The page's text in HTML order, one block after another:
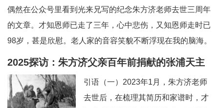
偶然在公众号里看到光来兄写的纪念朱方济老师去世三周年
的文章。才知恩师已走了三年，心中悲伤，又知恩师走时已
98岁，甚是欣慰。老人家的音容笑貌不断浮现在我的脑海。
一、和蔼可亲的英语老师——上海教区知识分子的典范。老
永远笑眯眯。但对我们的学习极其认真和严肃
2025探访：朱方济父亲百年前捐献的张浦天主
堂+后记：佘山校友怀念恩师
引语（一）2023年1月，朱方济老师
去世后，在梳理其简历和家谱时，才